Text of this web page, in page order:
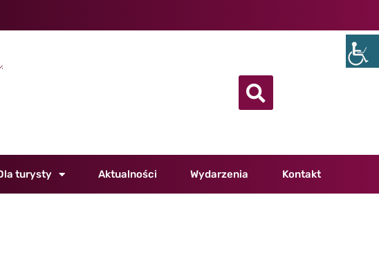
turysty Aktualności Wydarzenia Kontakt